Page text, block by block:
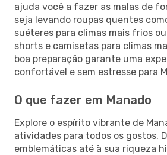
ajuda você a fazer as malas de
seja levando roupas quentes
suéteres para climas mais frios
shorts e camisetas para climas
boa preparação garante uma
confortável e sem estresse para
O que fazer em Manado
Explore o espírito vibrante de
atividades para todos os gostos.
emblemáticas até à sua riqueza